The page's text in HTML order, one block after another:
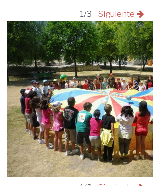
1/3 Siguiente